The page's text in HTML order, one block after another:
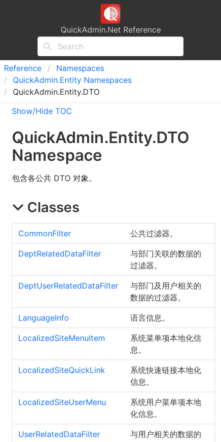
QuickAdmin.Net Reference
Reference
Namespaces
QuickAdmin.Entity Namespaces
QuickAdmin.Entity.DTO
Show/Hide TOC
QuickAdmin.Entity.DTO
Namespace
包含各公共 DTO 对象。
Classes
CommonFilter 公共过滤器。
DeptRelatedDataFilter
与部门关联的数据的
过滤器。
DeptUserRelatedDataFilter
与部门及用户相关的
数据的过滤器。
LanguageInfo 语言信息。
LocalizedSiteMenuItem
系统菜单项本地化信
息。
LocalizedSiteQuickLink
系统快速链接本地化
信息。
LocalizedSiteUserMenu
系统用户菜单项本地
化信息。
UserRelatedDataFilter
与用户相关的数据的